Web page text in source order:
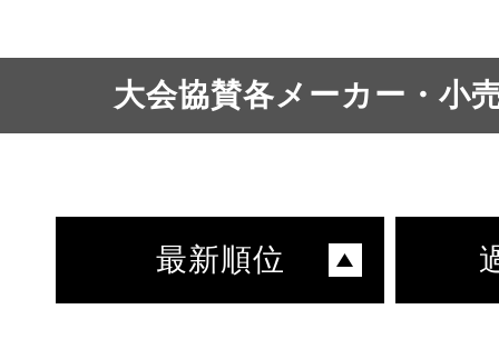
大会協賛各メーカー・小
最新順位